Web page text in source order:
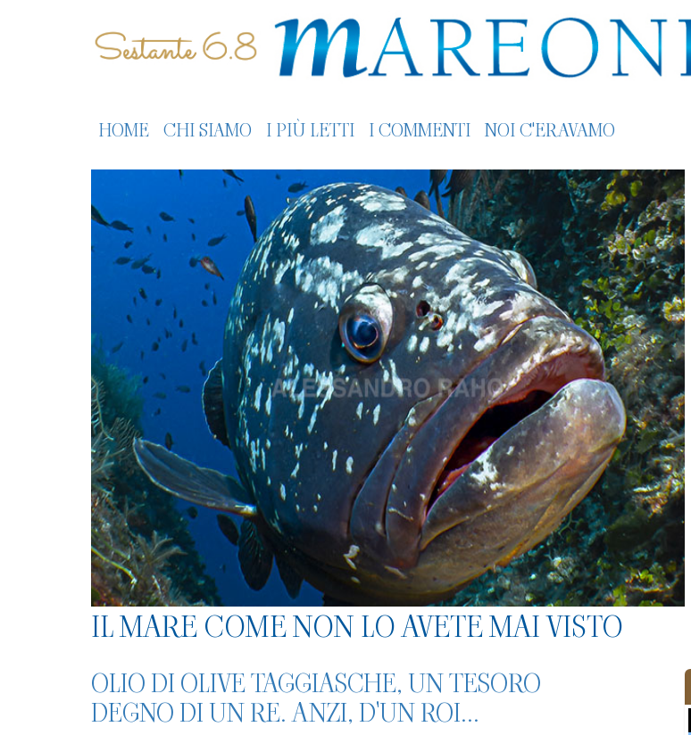
HOME CHI SIAMO I PIÙ LETTI I COMMENTI NOI C'ERAVAMO
IL MARE COME NON LO AVETE MAI VISTO
OLIO DI OLIVE TAGGIASCHE, UN TESORO
DEGNO DI UN RE. ANZI, D'UN ROI...